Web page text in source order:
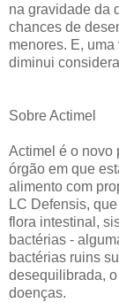
na gravidade da
chances de
menores. E,
diminui
Sobre Actimel
Actimel é o novo
órgão em que
alimento com
LC Defensis,
flora intestinal,
bactérias -
bactérias ruins
desequilibrada,
doenças.